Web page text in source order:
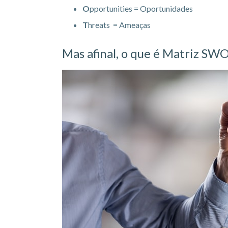
Opportunities = Oportunidades
Threats = Ameaças
Mas afinal, o que é Matriz